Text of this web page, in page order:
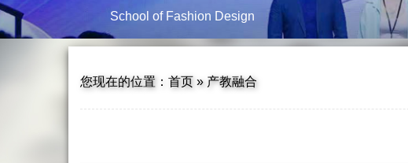
School of Fashion Design
您现在的位置： 首页 » 产教融合